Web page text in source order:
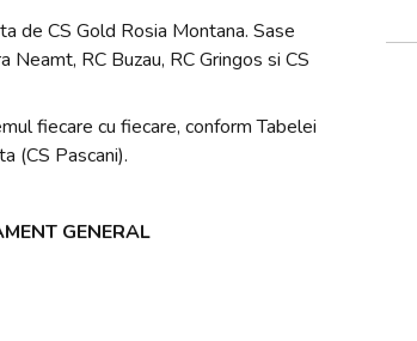
de CS Gold Rosia Montana. Sase
RC Buzau, RC Gringos si CS
fiecare cu fiecare, conform Tabelei
(CS Pascani).
GENERAL